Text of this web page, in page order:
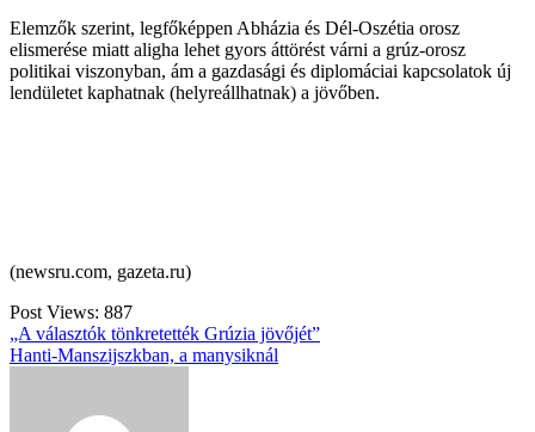
Elemzők szerint, legfőképpen Abházia és Dél-Oszétia orosz
elismerése miatt aligha lehet gyors áttörést várni a grúz-orosz
politikai viszonyban, ám a gazdasági és diplomáciai kapcsolatok új
lendületet kaphatnak (helyreállhatnak) a jövőben.
(newsru.com, gazeta.ru)
Post Views: 887
Bejegyzés
navigáció
„A választók tönkretették Grúzia jövőjét”
Hanti-Manszijszkban, a manysiknál